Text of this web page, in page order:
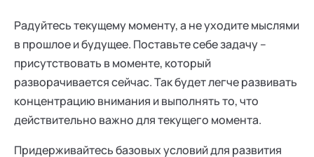
Радуйтесь текущему моменту, а не уходите мыслями
в прошлое и будущее. Поставьте себе задачу –
присутствовать в моменте, который
разворачивается сейчас. Так будет легче развивать
концентрацию внимания и выполнять то, что
действительно важно для текущего момента.
Придерживайтесь базовых условий для развития